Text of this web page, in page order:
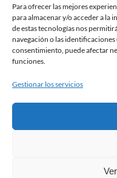
Para ofrecer las mejores
para almacenar y/o acceder a la
de estas tecnologías nos
navegación o las
consentimiento, puede afectar
funciones.
Gestionar los servicios
Fundación
Calle
2026 Todos los derechos